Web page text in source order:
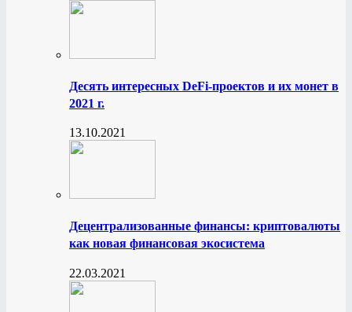
Десять интересных DeFi-проектов и их монет в
2021 г.
13.10.2021
Децентрализованные финансы: криптовалюты
как новая финансовая экосистема
22.03.2021